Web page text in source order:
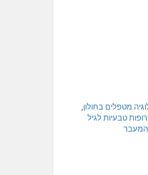
מטפלים בחולון,
טבעיות לגיל
המעבר